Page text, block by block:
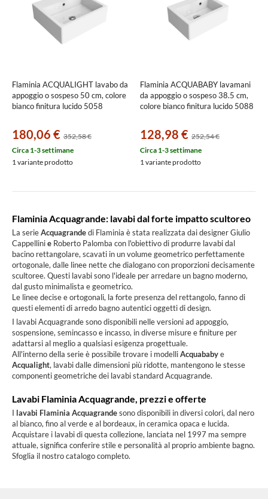
Flaminia ACQUALIGHT lavabo da
appoggio o sospeso 50 cm, colore
bianco finitura lucido 5058
180,06 € 352,58 €
Circa 1-3 settimane
1 variante prodotto
Flaminia ACQUABABY lavamani
da appoggio o sospeso 38.5 cm,
colore bianco finitura lucido 5088
128,98 € 252,54 €
Circa 1-3 settimane
1 variante prodotto
Flaminia Acquagrande: lavabi dal forte impatto scultoreo
La serieAcquagrandedi Flaminia è stata realizzata dai designerGiulio
Cappellinie Roberto Palomba con l'obiettivo di produrre lavabi dal
bacino rettangolare, scavati in un volume geometrico perfettamente
ortogonale, dalle linee nette che dialogano con proporzioni decisamente
scultoree. Questi lavabi sono l'ideale per arredare un bagno moderno,
dal gusto minimalista e geometrico.
Le linee decise e ortogonali, la forte presenza del rettangolo, fanno di
questi elementi di arredo bagno autentici oggetti di design.
I lavabi Acquagrande sono disponibili nelle versioni ad appoggio,
sospensione, semincasso e incasso, in diverse misure e finiture per
adattarsi al meglio a qualsiasi esigenza progettuale.
All'interno della serie è possibile trovare i modelliAcquababye
Acqualight, lavabi dalle dimensioni più ridotte, mantengono le stesse
componenti geometriche dei lavabi standard Acquagrande.
Lavabi Flaminia Acquagrande, prezzi e offerte
I lavabi Flaminia Acquagrandesono disponibili in diversi colori, dal nero
al bianco, fino al verde e al bordeaux, in ceramica opaca e lucida.
Acquistare i lavabi di questa collezione, lanciata nel 1997 ma sempre
attuale, significa conferire stile e personalità al proprio ambiente bagno.
Sfoglia il nostro catalogo completo.